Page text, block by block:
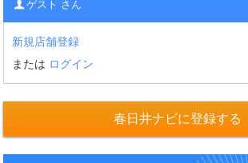
ゲスト さん
新規店舗登録
または ログイン
春日井ナビに登録する